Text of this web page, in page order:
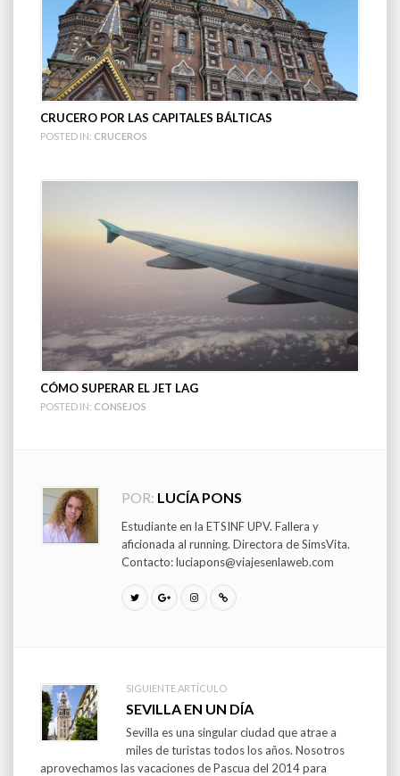
CRUCERO POR LAS CAPITALES BÁLTICAS
POSTED IN: CRUCEROS
CÓMO SUPERAR EL JET LAG
POSTED IN: CONSEJOS
POR: LUCÍA PONS
Estudiante en la ETSINF UPV. Fallera y
aficionada al running. Directora de SimsVita.
Contacto: luciapons@viajesenlaweb.com
Post
navigation
SIGUIENTE ARTÍCULO
SEVILLA EN UN DÍA
Sevilla es una singular ciudad que atrae a
miles de turistas todos los años. Nosotros
aprovechamos las vacaciones de Pascua del 2014 para